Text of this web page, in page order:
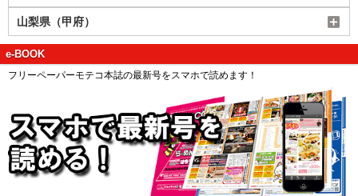
山梨県（甲府）
e-BOOK
フリーペーパーモテコ本誌の最新号をスマホで読めます！